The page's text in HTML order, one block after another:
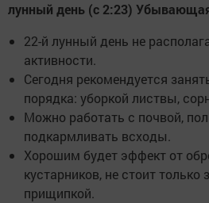
лунный день (с 2:23)
22-й лунный день не
активности.
Сегодня рекомендуется
порядка: уборкой листвы,
Можно работать с почвой,
подкармливать всходы.
Хорошим будет эффект от
кустарников, не стоит только
прищипкой.